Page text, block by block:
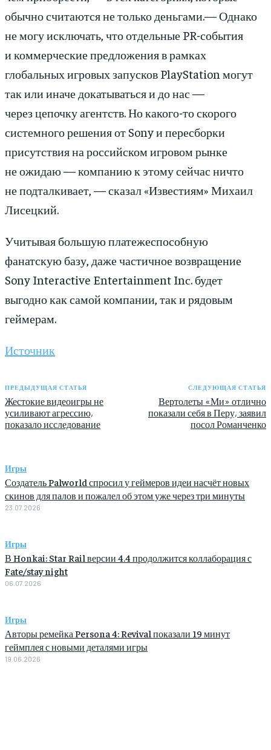
обычно считаются не только деньгами.— Однако
не могу исключать, что отдельные PR-события
и коммерческие предложения в рамках
глобальных игровых запусков PlayStation могут
так или иначе докатываться и до нас —
через цепочку агентств. Но какого-то скорого
системного решения от Sony и пересборки
присутствия на российском игровом рынке
не ожидаю — компанию к этому сейчас ничто
не подталкивает, — сказал «Известиям» Михаил
Лисецкий.
Учитывая большую платежеспособную
фанатскую базу, даже частичное возвращение
Sony Interactive Entertainment Inс. будет
выгодно как самой компании, так и рядовым
геймерам.
Источник
ПРЕДЫДУЩАЯ СТАТЬЯ
Жестокие видеоигры не
усиливают агрессию,
показало исследование
СЛЕДУЮЩАЯ СТАТЬЯ
Вертолеты «Ми» отлично
показали себя в Перу, заявил
посол Романченко
Игры
Создатель Palworld спросил у геймеров идеи насчёт новых
скинов для палов и пожалел об этом уже через три минуты
23.07.2026
Игры
В Honkai: Star Rail версии 4.4 продолжится коллаборация с
Fate/stay night
06.07.2026
Игры
Авторы ремейка Persona 4: Revival показали 19 минут
геймплея с новыми деталями игры
19.06.2026